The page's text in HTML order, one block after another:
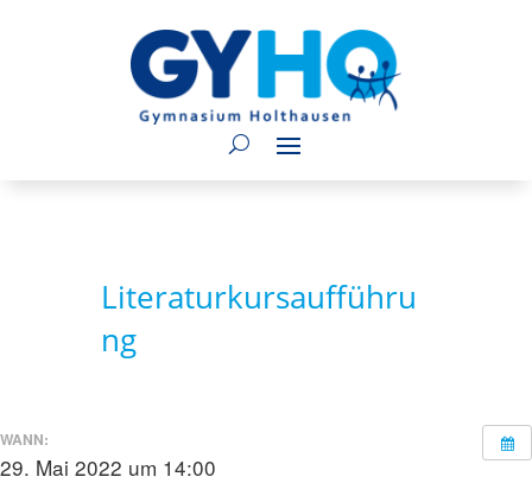
Literaturkursaufführu
ng
WANN:
29. Mai 2022 um 14:00